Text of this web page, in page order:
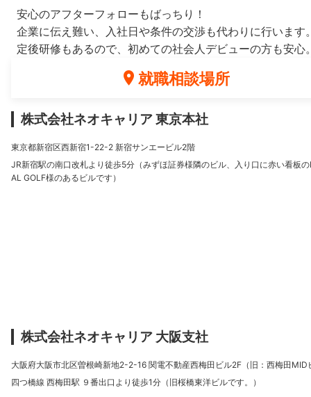
安心のアフターフォローもばっちり！
企業に伝え難い、入社日や条件の交渉も代わりに行います
定後研修もあるので、初めての社会人デビューの方も安心
就職相談場所
株式会社ネオキャリア 東京本社
東京都新宿区西新宿1-22-2 新宿サンエービル2階
JR新宿駅の南口改札より徒歩5分（みずほ証券様隣のビル、入り口に赤い看板
AL GOLF様のあるビルです）
株式会社ネオキャリア 大阪支社
大阪府大阪市北区曽根崎新地2-2-16 関電不動産西梅田ビル2F（旧：西梅田MID
四つ橋線 西梅田駅 ９番出口より徒歩1分（旧桜橋東洋ビルです。）